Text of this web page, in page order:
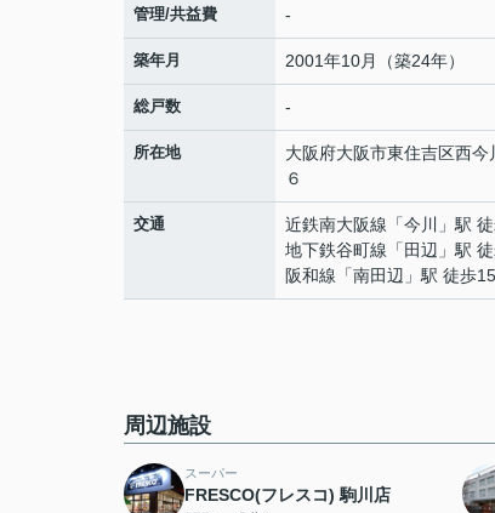
管理/共益費 -
築年月 2001年10月（築24年）
総戸数 -
所在地 大阪府大阪市東住吉区西今
６
交通 近鉄南大阪線 「今川
」駅
地下鉄谷町線 「 田辺 」駅
阪和線 「南田辺 」駅 徒歩
周辺施設
スーパー
FRESCO(フレスコ) 駒川店